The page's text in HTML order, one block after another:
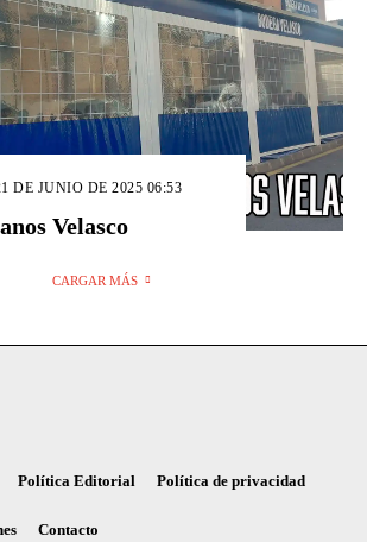
DE JUNIO DE 2025 06:53
Velasco
CARGAR MÁS
Política Editorial Política de privacidad
Contacto